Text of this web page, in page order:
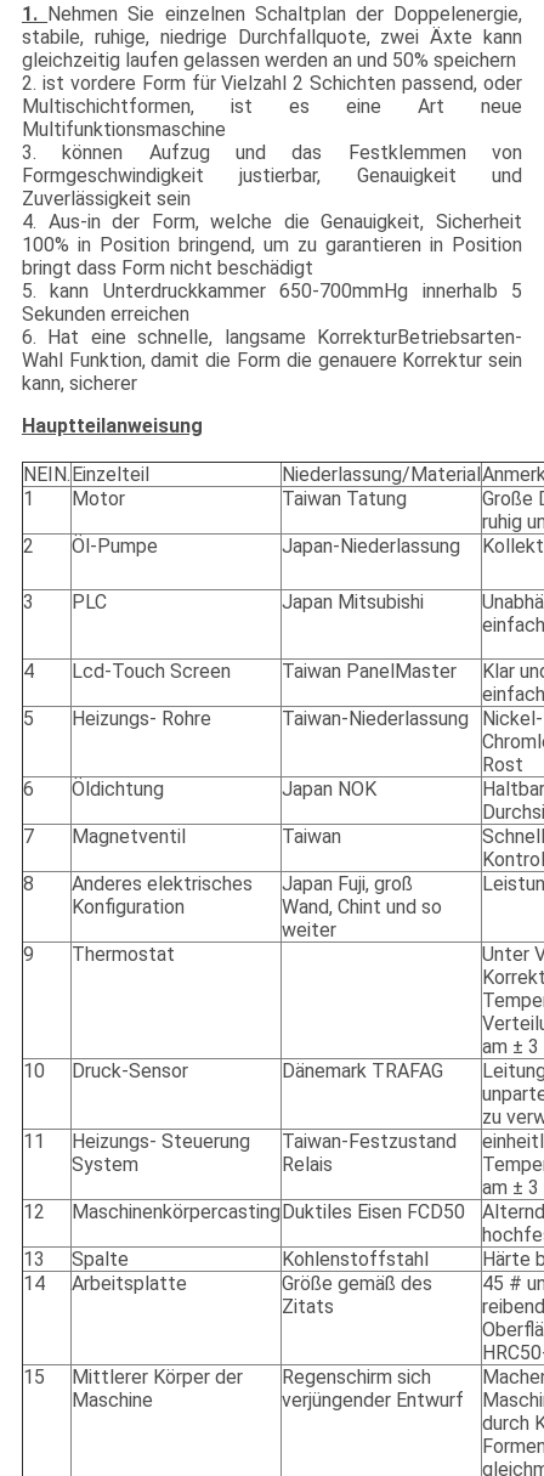
1. Nehmen Sie einzelnen Schaltplan der Doppelenergie,
stabile, ruhige, niedrige Durchfallquote, zwei Äxte kann
gleichzeitig laufen gelassen werden an und 50% speichern
2. ist vordere Form für Vielzahl 2 Schichten passend, oder
Multischichtformen, ist es eine Art neue
Multifunktionsmaschine
3. können Aufzug und das Festklemmen von
Formgeschwindigkeit justierbar, Genauigkeit und
Zuverlässigkeit sein
4. Aus-in der Form, welche die Genauigkeit, Sicherheit
100% in Position bringend, um zu garantieren in Position
bringt dass Form nicht beschädigt
5. kann Unterdruckkammer 650-700mmHg innerhalb 5
Sekunden erreichen
6. Hat eine schnelle, langsame KorrekturBetriebsarten-
Wahl Funktion, damit die Form die genauere Korrektur sein
kann, sicherer
Hauptteilanweisung
NEIN.Einzelteil Niederlassung/Material
1
Motor Taiwan Tatung
Große
ruhig
2
Öl-Pumpe Japan-Niederlassung
3 PLC Japan Mitsubishi
4
Lcd-Touch Screen Taiwan PanelMaster
Klar
5
Heizungs- Rohre Taiwan-Niederlassung
Nickel-
Rost
6
Öldichtung Japan NOK
7
Magnetventil Taiwan
8
Anderes elektrisches
Konfiguration
Japan Fuji, groß
Wand, Chint und so
weiter
9 Thermostat
Unter
am ± 3
10
Druck-Sensor Dänemark TRAFAG
zu
11
Heizungs- Steuerung
System
Taiwan-Festzustand
Relais
am ± 3
12
MaschinenkörpercastingDuktiles Eisen FCD50
13
Spalte Kohlenstoffstahl
Härte
14
Arbeitsplatte
Größe gemäß des
Zitats
45 #
15
Mittlerer Körper der
Maschine
Regenschirm sich
verjüngender Entwurf
durch